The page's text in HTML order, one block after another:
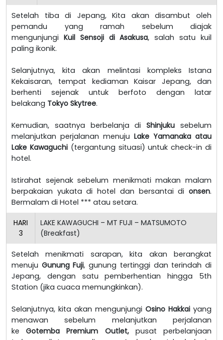
Setelah tiba di Jepang, Kita akan disambut oleh
pemandu yang ramah sebelum diajak
mengunjungi Kuil Sensoji di Asakusa, salah satu kuil
paling ikonik.
Selanjutnya, kita akan melintasi kompleks Istana
Kekaisaran, tempat kediaman Kaisar Jepang, dan
berhenti sejenak untuk berfoto dengan latar
belakang Tokyo Skytree.
Kemudian, saatnya berbelanja diShinjuku sebelum
melanjutkan perjalanan menuju Lake Yamanaka atau
Lake Kawaguchi(tergantung situasi) untuk check-in di
hotel.
Istirahat sejenak sebelum menikmati makan malam
berpakaian yukata di hotel dan bersantai di onsen.
Bermalam di Hotel *** atau setara.
HARI
3
LAKE KAWAGUCHI – MT FUJI – MATSUMOTO
(Breakfast)
Setelah menikmati sarapan, kita akan berangkat
menuju Gunung Fuji, gunung tertinggi dan terindah di
Jepang, dengan satu pemberhentian hingga 5th
Station (jika cuaca memungkinkan).
Selanjutnya, kita akan mengunjungi Osino Hakkai yang
menawan sebelum melanjutkan perjalanan
keGotemba Premium Outlet,pusat perbelanjaan